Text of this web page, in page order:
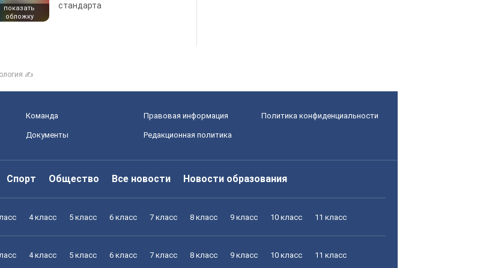
показать
обложку
стандарта
✍
Команда Правовая информация Политика конфиденциальности
Документы Редакционная политика
Спорт Общество Все новости Новости образования
4 класс 5 класс 6 класс 7 класс 8 класс 9 класс 10 класс 11 класс
4 класс 5 класс 6 класс 7 класс 8 класс 9 класс 10 класс 11 класс